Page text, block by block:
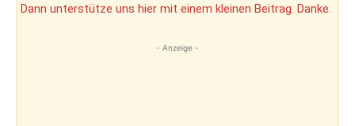
Dann unterstütze uns hier mit einem kleinen Beitrag. Danke.
- Anzeige -